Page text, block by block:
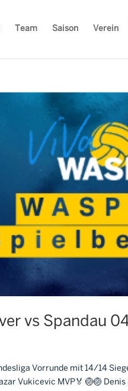
Team Saison Verein
vs Spandau
Vorrunde mit 14/14
Vukicevic MVP🏅 🏐🏐